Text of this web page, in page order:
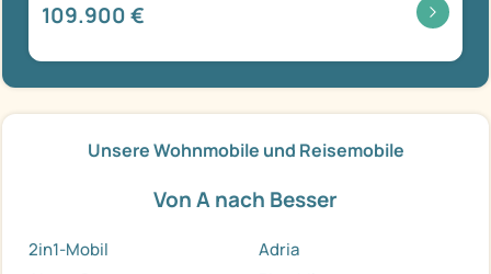
109.900 €
Unsere Wohnmobile und Reisemobile
Von A nach Besser
2in1-Mobil
Adria